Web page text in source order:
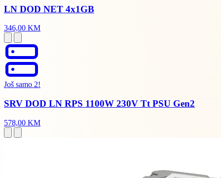
LN DOD NET 4x1GB
346,00 KM
Još samo 2!
SRV DOD LN RPS 1100W 230V Tt PSU Gen2
578,00 KM